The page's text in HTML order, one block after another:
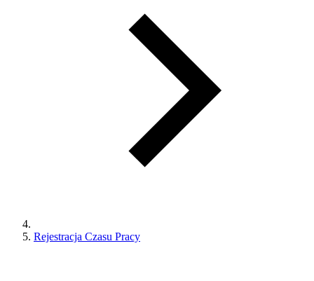
Rejestracja Czasu Pracy